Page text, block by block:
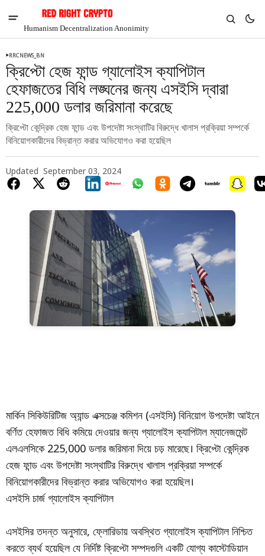
Humanism Decentralization Anonimity
Chia
$1.37
-7.56%
RRCNEWS_BN
ক্রিপ্টো হেজ ফান্ড গ্যালোইস ক্যাপিটাল
হেফাজতের বিধি লঙ্ঘনের জন্য এসইসি দ্বারা
225,000 ডলার জরিমানা করেছে
ক্রিপ্টো কেন্দ্রিক হেজ ফান্ড এবং উপদেষ্টা সংস্থাটির বিরুদ্ধে খালাস প্রক্রিয়া সম্পর্কে
বিনিয়োগকারীদের বিভ্রান্ত করার অভিযোগও করা হয়েছিল
Updated September 03, 2024
মার্কিন সিকিউরিটিজ অ্যান্ড এক্সচেঞ্জ কমিশন (এসইসি) বিনিয়োগ উপদেষ্টা আইনে
বর্ণিত হেফাজত বিধি কমিয়ে দেওয়ার জন্য গ্যালোইস ক্যাপিটাল ম্যানেজমেন্ট
এলএলসিকে 225,000 ডলার জরিমানা দিয়ে চড় মারেছে। ক্রিপ্টো কেন্দ্রিক
হেজ ফান্ড এবং উপদেষ্টা সংস্থাটির বিরুদ্ধে খালাস প্রক্রিয়া সম্পর্কে
বিনিয়োগকারীদের বিভ্রান্ত করার অভিযোগও করা হয়েছিল।
এসইসি চার্জ গ্যালোইস ক্যাপিটাল
এসইসির তদন্ত অনুসারে, ফ্লোরিডায় অবস্থিত গ্যালোইস ক্যাপিটাল নিশ্চিত
করতে ব্যর্থ হয়েছিল যে নির্দিষ্ট ক্রিপ্টো সম্পদগুলি একটি যোগ্য কাস্টোডিয়ান